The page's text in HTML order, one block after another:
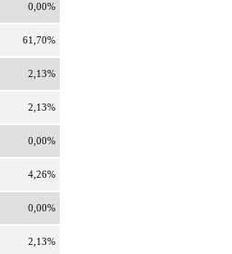
0,00%
61,70%
2,13%
2,13%
0,00%
4,26%
0,00%
2,13%